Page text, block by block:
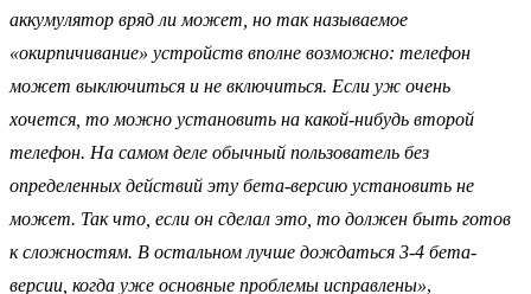
аккумулятор вряд ли может, но так называемое
«окирпичивание» устройств вполне возможно: телефон
может выключиться и не включиться. Если уж очень
хочется, то можно установить на какой-нибудь второй
телефон. На самом деле обычный пользователь без
определенных действий эту бета-версию установить не
может. Так что, если он сделал это, то должен быть готов
к сложностям. В остальном лучше дождаться 3-4 бета-
версии, когда уже основные проблемы исправлены»,